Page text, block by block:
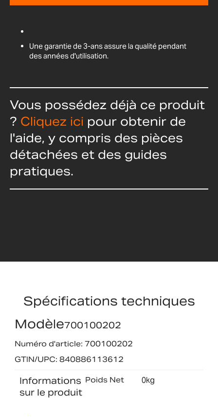
Une garantie de 3-ans assure la qualité pendant
des années d'utilisation.
Vous possédez déjà ce produit
? Cliquez ici pour obtenir de
l'aide, y compris des pièces
détachées et des guides
pratiques.
Spécifications techniques
Modèle700100202
Numéro d'article: 700100202
GTIN/UPC: 840886113612
Informations
sur le produit
Poids Net 0kg